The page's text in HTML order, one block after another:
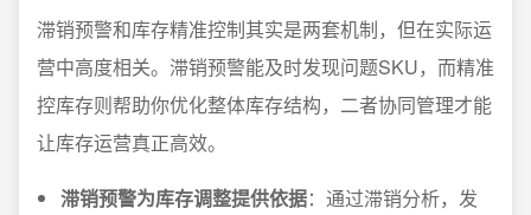
滞销预警和库存精准控制其实是两套机制，但在实际运
营中高度相关。滞销预警能及时发现问题SKU，而精准
控库存则帮助你优化整体库存结构，二者协同管理才能
让库存运营真正高效。
滞销预警为库存调整提供依据：通过滞销分析，发